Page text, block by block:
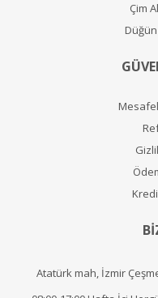
Çim
Atatürk mah, İzmir